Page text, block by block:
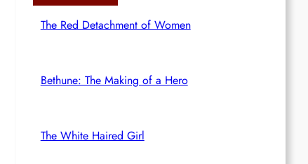
The Red Detachment of Women
Bethune: The Making of a Hero
The White Haired Girl